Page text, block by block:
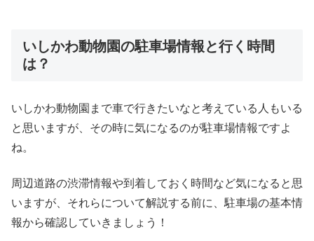
いしかわ動物園の駐車場情報と行く時間
は？
いしかわ動物園まで車で行きたいなと考えている人もいる
と思いますが、その時に気になるのが駐車場情報ですよ
ね。
周辺道路の渋滞情報や到着しておく時間など気になると思
いますが、それらについて解説する前に、駐車場の基本情
報から確認していきましょう！